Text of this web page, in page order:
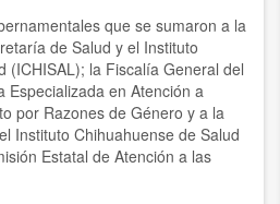
que se sumaron a la
de Salud y el Instituto
(ICHISAL); la Fiscalía General del
Especializada en Atención a
por Razones de Género y a la
Instituto Chihuahuense de Salud
Estatal de Atención a las